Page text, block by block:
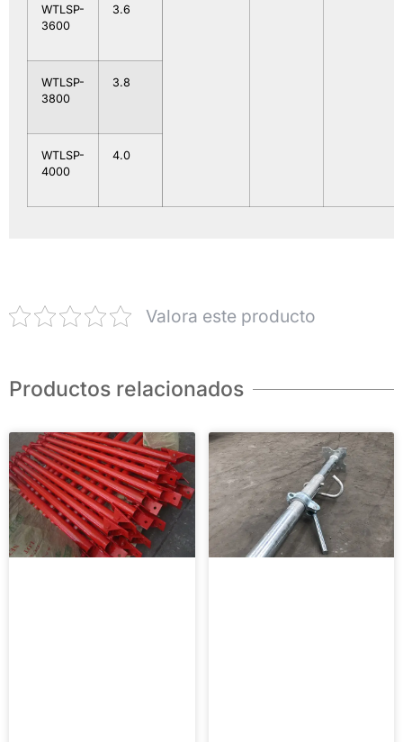
WTLSP-
3600
3.6
WTLSP-
3800
3.8
WTLSP-
4000
4.0
Valora este producto
Productos relacionados